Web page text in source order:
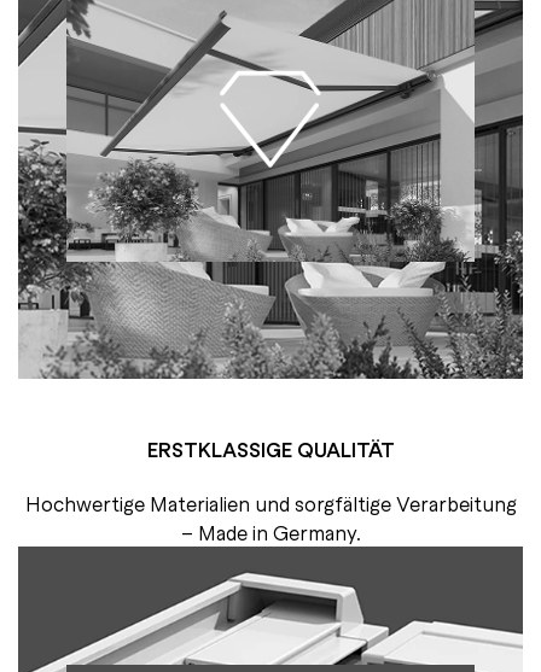
ERSTKLASSIGE QUALITÄT
Hochwertige Materialien und sorgfältige Verarbeitung
– Made in Germany.